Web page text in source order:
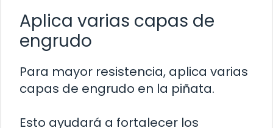
Aplica varias capas de
engrudo
Para mayor resistencia, aplica varias
capas de engrudo en la piñata.
Esto ayudará a fortalecer los